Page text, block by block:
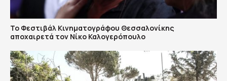
Το Φεστιβάλ Κινηματογράφου Θεσσαλονίκης
αποχαιρετά τον Νίκο Καλογερόπουλο